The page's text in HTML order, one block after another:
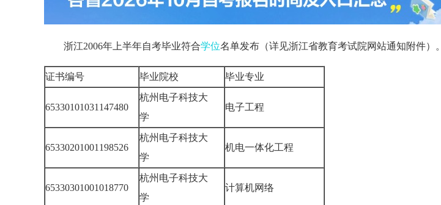
浙江2006年上半年自考毕业符合学位名单发布（详见浙江省教育考试院网站通知附件）。
证书编号 毕业院校 毕业专业
65330101031147480
杭州电子科技大
学
电子工程
65330201001198526
杭州电子科技大
学
机电一体化工程
65330301001018770
杭州电子科技大
学
计算机网络